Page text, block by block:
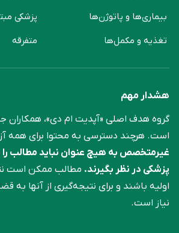
بیماری‌ها و پاتوژن‌ها
تغذیه و مکمل‌ها
پزشکی
متفرقه
هشدار مهم
گروه هدف اصلی «آپدیت ام دی»، همکاران
است. هرچند دسترسی به محتوا برای همه
غیرمتخصص به هیچ عنوان نباید مطالب
پزشکی در نظر بگیرند. مطالب ممکن است
اولیه باشند و برای نتیجه‌گیری از آنها
نیاز است.